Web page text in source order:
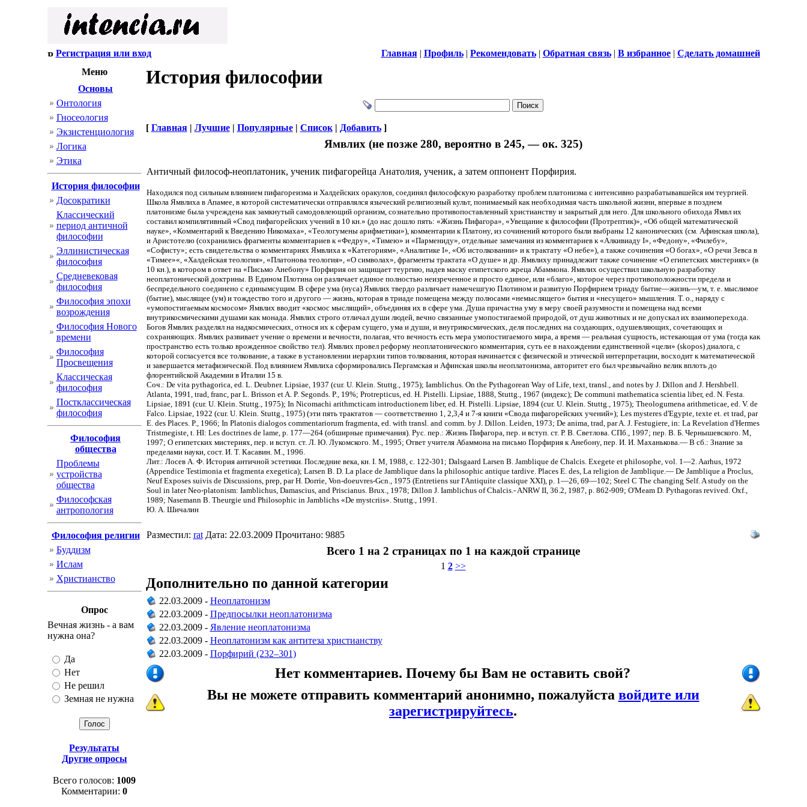
Регистрация или вход Главная| Профиль| Рекомендовать| Обратная связь| В избранное| Сделать домашней
Меню
Основы
Онтология
Гносеология
Экзистенциология
Логика
Этика
История философии
Досократики
Классический
период античной
философии
Эллинистическая
философия
Cредневековая
философия
Философия эпохи
возрождения
Философия Нового
времени
Философия
Просвещения
Классическая
философия
Постклассическая
философия
Философия
общества
Проблемы
устройства
общества
Философская
антропология
Философия религии
Буддизм
Ислам
Христианство
Опрос
Вечная жизнь - а вам
нужна она?
Да
Нет
Не решил
Земная не нужна
Результаты
Другие опросы
Всего голосов: 1009
Комментарии: 0
История философии
[ Главная| Лучшие| Популярные| Список| Добавить]
Ямвлих (не позже 280, вероятно в 245, — ок. 325)
Античный философ-неоплатоник, ученик пифагорейца Анатолия, ученик, а затем оппонент Порфирия.
Находился под сильным влиянием пифагореизма и Халдейских оракулов, соединял философскую разработку проблем платонизма с интенсивно разрабатывавшейся им теургией.
Школа Ямвлиха в Апамее, в которой систематически отправлялся языческий религиозный культ, понимаемый как необходимая часть школьной жизни, впервые в позднем
платонизме была учреждена как замкнутый самодовлеющий организм, сознательно противопоставленный христианству и закрытый для него. Для школьного обихода Ямвл их
составил компилятивный «Свод пифагорейских учений в 10 кн.» (до нас дошло пять: «Жизнь Пифагора», «Увещание к философии (Протрептик)», «Об общей математической
науке», «Комментарий к Введению Никомаха», «Теологумены арифметики»), комментарии к Платону, из сочинений которого были выбраны 12 канонических (см. Афинская школа),
и Аристотелю (сохранились фрагменты комментариев к «Федру», «Тимею» и «Пармениду», отдельные замечания из комментариев к «Алкивиаду I», «Федону», «Филебу»,
«Софисту»; есть свидетельства о комментариях Ямвлиха к «Категориям», «Аналитике I», «Об истолковании» и к трактату «О небе»), а также сочинения «О богах», «О речи Зевса в
«Тимее»«, «Халдейская теология», «Платонова теология», «О символах», фрагменты трактата «О душе» и др. Ямвлиху принадлежит также сочинение «О египетских мистериях» (в
10 кн.), в котором в ответ на «Письмо Анебону» Порфирия он защищает теургию, надев маску египетского жреца Абаммона. Ямвлих осуществил школьную разработку
неоплатонической доктрины. В Едином Плотина он различает единое полностью неизреченное и просто единое, или «благо», которoe через противоположности предела и
беспредельного соединено с единымсущим. В сфере ума (нуса) Ямвлих твердо различает намечешгую Плотином и развитую Порфирием триаду бытие—жизнь—ум, т. е. мыслимое
(бытие), мыслящее (ум) и тождество того и другого — жизнь, которая в триаде помещена между полюсами «немыслящего» бытия и «несущего» мышления. Т. о., наряду с
«умопостигаемым космосом» Ямвлих вводит «космос мыслящий», объединяя их в сфере ума. Душа причастна уму в меру своей разумности и помещена над всеми
внутрикосмическими душами как монада. Ямвлих строго отличал души людей, вечно связанные умопостигаемой природой, от душ животных и не допускал их взаимоперехода.
Богов Ямвлих разделял на надкосмических, относя их к сферам сущего, ума и души, и внугрикосмических, деля последних на создающих, одушевляющих, сочетающих и
сохраняющих. Ямвлих развивает учение о времени и вечности, полагая, что вечность есть мера умопостигаемого мира, а время — реальная сущность, истекающая от ума (тогда как
пространство есть только врожденное свойство тел). Ямвлих провел реформу неоплатонического комментария, суть ее в нахождении единственной «цели» (skopos) диалога, с
которой согласуется все толкование, а также в установлении иерархии типов толкования, которая начинается с физической и этической интерпретации, восходит к математической
и завершается метафизической. Под влиянием Ямвлиха сформировались Пергамская и Афинская школы неоплатонизма, авторитет его был чрезвычайно велик вплоть до
флорентийской Академии в Италии 15 в.
Соч.: De vita pythagorica, ed. L. Deubner. Lipsiae, 1937 (cur. U. Klein. Stuttg., 1975); Iamblichus. On the Pythagorean Way of Life, text, transl., and notes by J. Dillon and J. Hershbell.
Atlanta, 1991, trad, franc, par L. Brisson et A. P. Segonds. P., 19%; Protrepticus, ed. H. Pistelli. Lipsiae, 1888, Stuttg., 1967 (индекс); De communi mathematica scientia liber, ed. N. Festa.
Lipsiae, 1891 (cur. U. Klein. Stuttg., 1975); In Nicomachi arithmcticam introductionem liber, ed. H. Pistelli. Lipsiae, 1894 (cur. U. Klein. Stuttg., 1975); Theologumena arithmeticae, ed. V. de
Falco. Lipsiae, 1922 (cur. U. Klein. Stuttg., 1975) (эти пять трактатов — соответственно 1, 2,3,4 и 7-я книги «Свода пифагорейских учений»); Les mysteres d'Egypte, texte et. et trad, par
E. des Places. P., 1966; In Platonis dialogos commentariorum fragmenta, ed. with transl. and comm. by J. Dillon. Leiden, 1973; De anima, trad, par A. J. Festugiere, in: La Revelation d'Hermes
Tristmegiste, t. HI: Les doctrines de lame, p. 177—264 (обширные примечания). Рус. пер.: Жизнь Пифагора, пер. и вступ. ст. Р. В. Светлова. СПб., 1997; пер. В. Б. Чернышевского. М,
1997; О египетских мистериях, пер. и вступ. ст. Л. Ю. Лукомского. М., 1995; Ответ учителя Абаммона на письмо Порфирия к Анебону, пер. И. И. Маханькова.— В сб.: Знание за
пределами науки, сост. И. Т. Касавин. М., 1996.
Лит.: Лосев А. Ф. История античной эстетики. Последние века, кн. I. М, 1988, с. 122-301; Dalsgaard Larsen В. Jamblique de Chalcis. Exegete et philosophe, vol. 1—2. Aarhus, 1972
(Appendice Testimonia et fragmenta exegetica); Larsen B. D. La place de Jamblique dans la philosophic antique tardive. Places E. des, La religion de Jamblique.— De Jamblique a Proclus,
Neuf Exposes suivis de Discussions, prep, par H. Dorrie, Von-doeuvres-Gcn., 1975 (Entretiens sur I'Antiquite classique XXI), p. 1—26, 69—102; Steel С The changing Self. A study on the
Soul in later Neo-platonism: Iamblichus, Damascius, and Priscianus. Brux., 1978; Dillon J. Iamblichus of Chalcis.- ANRW II, 36.2, 1987, p. 862-909; O'Meam D. Pythagoras revived. Oxf.,
1989; Nasemann B. Theurgie und Philosophic in Jamblichs «De mystcriis». Stuttg., 1991.
Ю. А. Шичалин
Разместил: ratДата: 22.03.2009 Прочитано: 9885
Всего 1 на 2 страницах по 1 на каждой странице
1 2 >>
Дополнительно по данной категории
22.03.2009 - Неоплатонизм
22.03.2009 - Предпосылки неоплатонизма
22.03.2009 - Явление неоплатонизма
22.03.2009 - Неоплатонизм как антитеза христианству
22.03.2009 - Порфирий (232–301)
Нет комментариев. Почему бы Вам не оставить свой?
Вы не можете отправить комментарий анонимно, пожалуйста войдите или
зарегистрируйтесь.